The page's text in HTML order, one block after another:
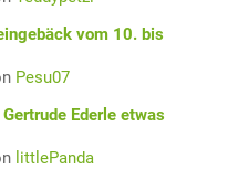
vom 10. bis
Pesu07
Ederle etwas
littlePanda